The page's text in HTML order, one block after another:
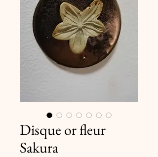
Disque or fleur
Sakura